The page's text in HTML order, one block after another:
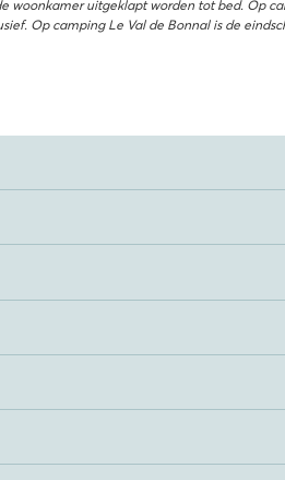
woonkamer uitgeklapt worden tot bed. Op
Op camping Le Val de Bonnal is de